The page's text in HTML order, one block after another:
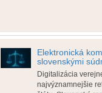
Elektronická
slovenskými
Digitalizácia
najvýznamnejšie